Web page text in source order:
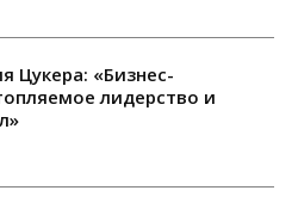
Цукера: «Бизнес-
лидерство и